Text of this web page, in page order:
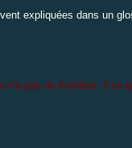
expliquées dans un
n'a pas de frontière, il se